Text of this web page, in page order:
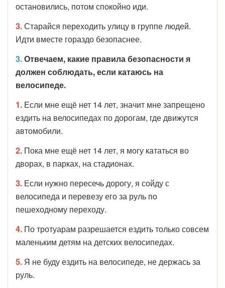
остановились, потом спокойно иди.
3.Старайся переходить улицу в группе людей.
Идти вместе гораздо безопаснее.
3.Отвечаем, какие правила безопасности я
должен соблюдать, если катаюсь на
велосипеде.
1. Если мне ещё нет 14 лет, значит мне запрещено
ездить на велосипедах по дорогам, где движутся
автомобили.
2. Пока мне ещё нет 14 лет, я могу кататься во
дворах, в парках, на стадионах.
3. Если нужно пересечь дорогу, я сойду с
велосипеда и перевезу его за руль по
пешеходному переходу.
4. По тротуарам разрешается ездить только совсем
маленьким детям на детских велосипедах.
5. Я не буду ездить на велосипеде, не держась за
руль.